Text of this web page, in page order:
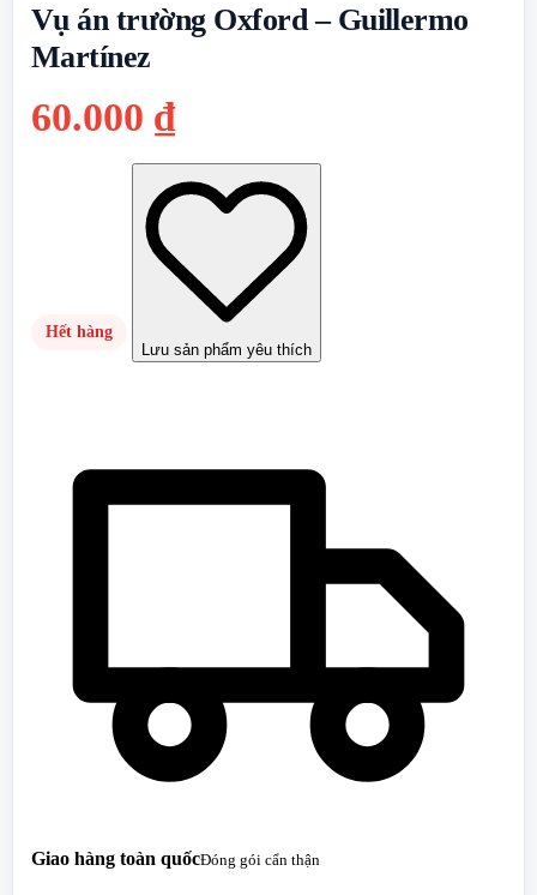
Vụ án trường Oxford – Guillermo
Martínez
60.000 ₫
Hết hàng
Lưu sản phẩm yêu thích
Giao hàng toàn quốcĐóng gói cẩn thận